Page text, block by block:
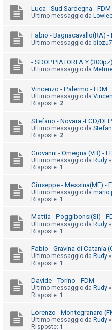
C
e
r
c
a
F
A
Luca - Sud Sardegna - FDM
Ultimo messaggio da
Fabio - Bagnacavallo(RA) -
Ultimo messaggio da
- SDOPPIATORI A Y (300pz)
Ultimo messaggio da
Vincenzo - Palermo - FDM
Ultimo messaggio da
Risposte: 2
Stefano - Novara -LCD/DLP
Ultimo messaggio da
Risposte: 2
Giovanni - Omegna (VB) -
Ultimo messaggio da Rudy «
Risposte: 1
Giuseppe - Messina(ME) -
Ultimo messaggio da
Risposte: 1
Mattia - Poggibonsi(SI) -
Ultimo messaggio da Rudy «
Risposte: 1
Fabio - Gravina di Catania
Ultimo messaggio da Rudy «
Risposte: 1
Davide - Torino - FDM
Ultimo messaggio da Rudy «
Risposte: 1
Lorenzo - Montegranaro
Ultimo messaggio da Rudy «
Risposte: 1